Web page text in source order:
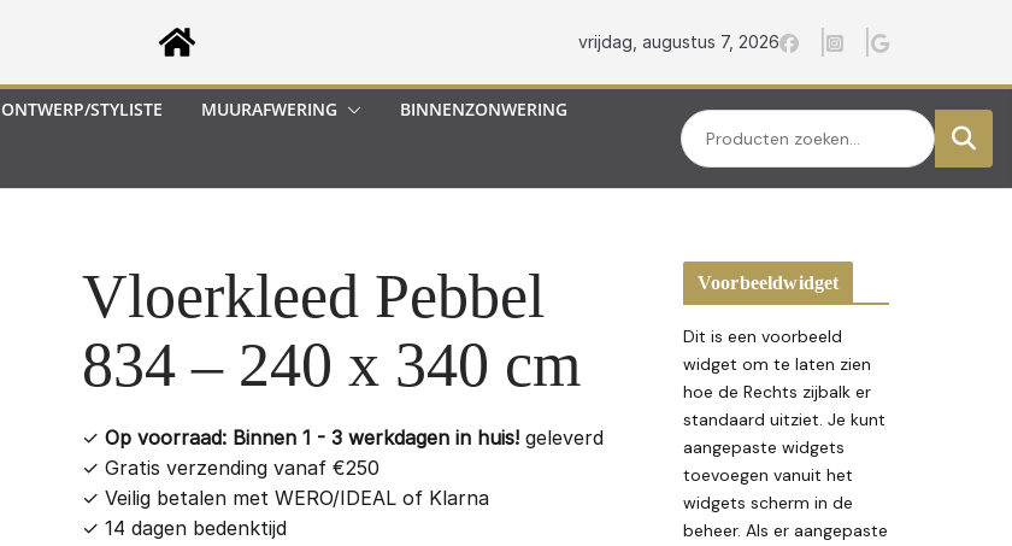
vrijdag, augustus 7, 2026
ONTWERP/STYLISTE MUURAFWERING BINNENZONWERING
Zoeken
Vloerkleed Pebbel
834 – 240 x 340 cm
✓ Op voorraad: Binnen 1 - 3 werkdagen in huis!geleverd
✓ Gratis verzending vanaf €250
✓ Veilig betalen met WERO/IDEAL of Klarna
✓ 14 dagen bedenktijd
Voorbeeldwidget
Dit is een voorbeeld
widget om te laten zien
hoe de Rechts zijbalk er
standaard uitziet. Je kunt
aangepaste widgets
toevoegen vanuit het
widgets scherm in de
beheer. Als er aangepaste